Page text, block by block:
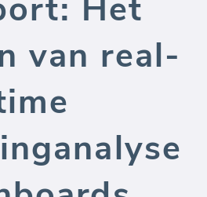
Het
van real-